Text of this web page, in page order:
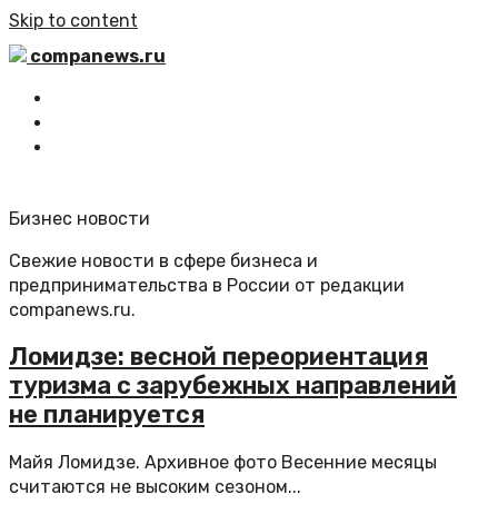
Skip to content
companews.ru
Бизнес новости
Свежие новости в сфере бизнеса и
предпринимательства в России от редакции
companews.ru.
Ломидзе: весной переориентация
туризма с зарубежных направлений
не планируется
Майя Ломидзе. Архивное фото Весенние месяцы
считаются не высоким сезоном...